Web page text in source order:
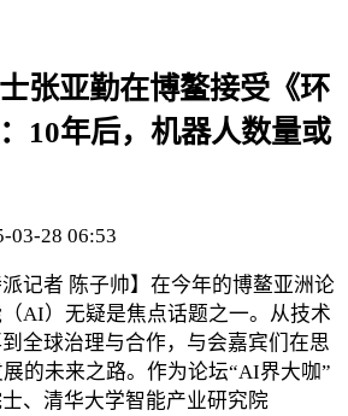
张亚勤在博鳌接受《环
10年后，机器人数量或
03-28 06:53
派记者 陈子帅】在今年的博鳌亚洲论
AI）无疑是焦点话题之一。从技术
全球治理与合作，与会嘉宾们在思
的未来之路。作为论坛“AI界大咖”
、清华大学智能产业研究院